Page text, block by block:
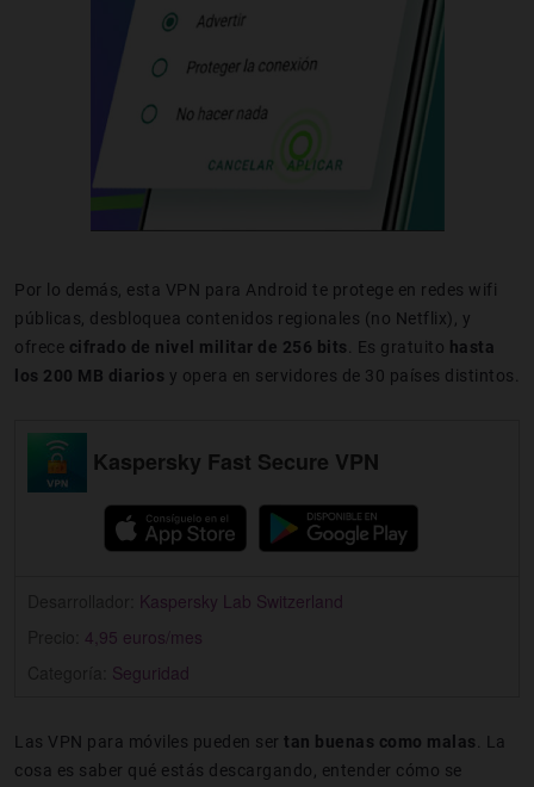
Por lo demás, esta VPN para Android te protege en redes wifi
públicas, desbloquea contenidos regionales (no Netflix), y
ofrece cifrado de nivel militar de 256 bits . Es gratuito hasta
los 200 MB diarios y opera en servidores de 30 países distintos.
Kaspersky Fast Secure VPN
Kaspersky Lab Switzerland
4,95 euros/mes
Seguridad
Las VPN para móviles pueden ser tan buenas como malas . La
cosa es saber qué estás descargando, entender cómo se